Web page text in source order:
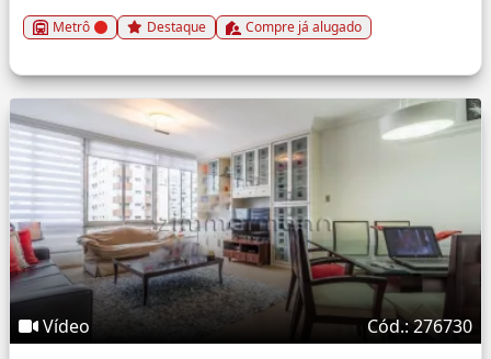
Metrô Destaque Compre já alugado
Vídeo Cód.: 276730